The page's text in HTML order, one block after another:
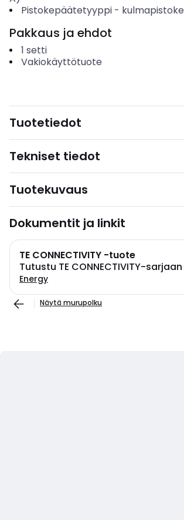
Pistokepäätetyyppi- kulmapistoke
Pakkaus ja ehdot
1 setti
Vakiokäyttötuote
Tuotetiedot
Tekniset tiedot
Tuotekuvaus
Dokumentit ja linkit
TE CONNECTIVITY -tuote
Tutustu TE CONNECTIVITY-sarjaan
Energy
Näytä murupolku